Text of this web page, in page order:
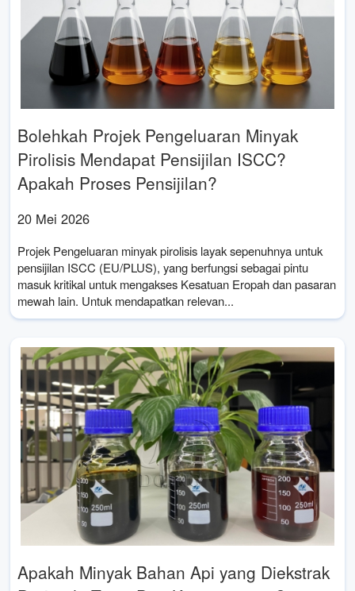
Bolehkah Projek Pengeluaran Minyak
Pirolisis Mendapat Pensijilan ISCC?
Apakah Proses Pensijilan?
20 Mei 2026
Projek Pengeluaran minyak pirolisis layak sepenuhnya untuk
pensijilan ISCC (EU/PLUS), yang berfungsi sebagai pintu
masuk kritikal untuk mengakses Kesatuan Eropah dan pasaran
mewah lain. Untuk mendapatkan relevan...
Apakah Minyak Bahan Api yang Diekstrak